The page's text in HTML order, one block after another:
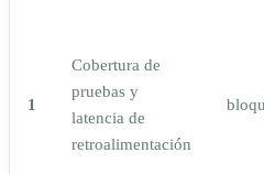
1
Cobertura de
pruebas y
latencia de
retroalimentación